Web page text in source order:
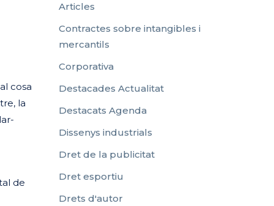
cosa
la
de
Articles
Contractes sobre intangibles i
mercantils
Corporativa
Destacades Actualitat
Destacats Agenda
Dissenys industrials
Dret de la publicitat
Dret esportiu
Drets d'autor